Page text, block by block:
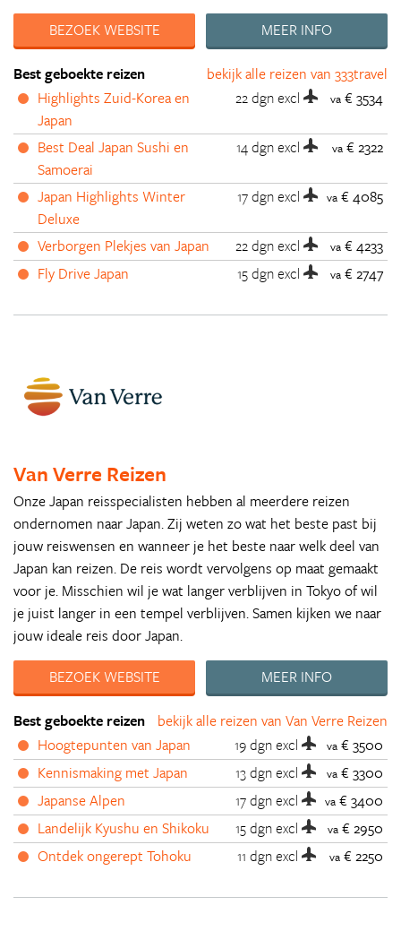
BEZOEK WEBSITE
MEER INFO
bekijk alle reizen van 333travel
Best geboekte reizen
Highlights Zuid-Korea en
Japan
22 dgnexcl va € 3534
Best Deal Japan Sushi en
Samoerai
14 dgnexcl va € 2322
Japan Highlights Winter
Deluxe
17 dgnexcl va € 4085
Verborgen Plekjes van Japan 22 dgnexcl va € 4233
Fly Drive Japan
15 dgnexcl va € 2747
Van Verre Reizen
Onze Japan reisspecialisten hebben al meerdere reizen
ondernomen naar Japan. Zij weten zo wat het beste past bij
jouw reiswensen en wanneer je het beste naar welk deel van
Japan kan reizen. De reis wordt vervolgens op maat gemaakt
voor je. Misschien wil je wat langer verblijven in Tokyo of wil
je juist langer in een tempel verblijven. Samen kijken we naar
jouw ideale reis door Japan.
BEZOEK WEBSITE
MEER INFO
bekijk alle reizen van Van Verre Reizen
Best geboekte reizen
Hoogtepunten van Japan
19 dgnexcl va € 3500
Kennismaking met Japan
13 dgnexcl va € 3300
Japanse Alpen
17 dgnexcl va € 3400
Landelijk Kyushu en Shikoku
15 dgnexcl va € 2950
Ontdek ongerept Tohoku
11 dgnexcl va € 2250